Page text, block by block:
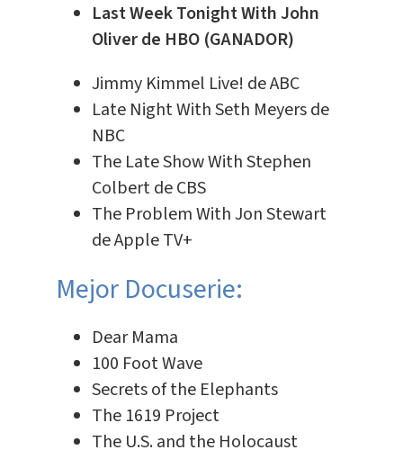
Last Week Tonight With John
Oliver de HBO (GANADOR)
Jimmy Kimmel Live! de ABC
Late Night With Seth Meyers de
NBC
The Late Show With Stephen
Colbert de CBS
The Problem With Jon Stewart
de Apple TV+
Mejor Docuserie:
Dear Mama
100 Foot Wave
Secrets of the Elephants
The 1619 Project
The U.S. and the Holocaust